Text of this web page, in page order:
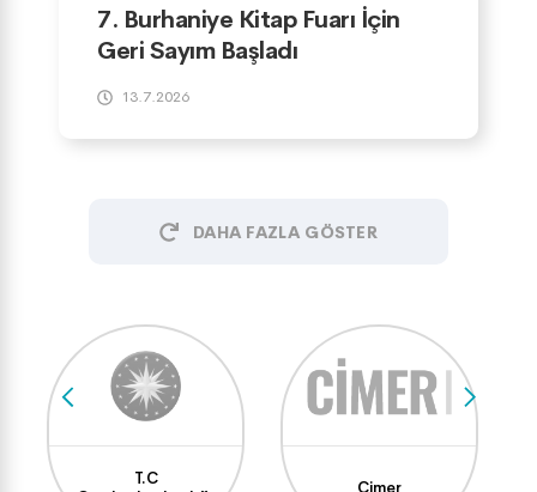
7. Burhaniye Kitap Fuarı İçin
Geri Sayım Başladı
13.7.2026
DAHA FAZLA GÖSTER
T.C